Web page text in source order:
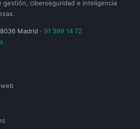
gestión, ciberseguridad e inteligencia
Madrid · 91 399 14 72